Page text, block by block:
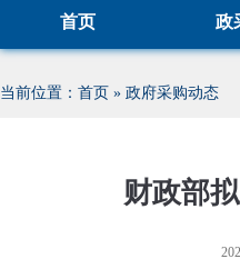
首页 政
当前位置： 首页 » 政府采购动态
财政部